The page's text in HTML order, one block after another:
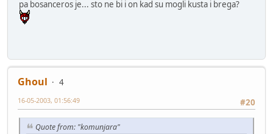
pa bosanceros je... sto ne bi i on kad su mogli kusta i brega?
Ghoul
4
#20
16-05-2003, 01:56:49
Quote from: "komunjara"